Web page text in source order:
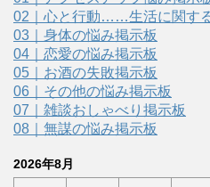
02｜心と行動……生活に関す
03｜身体の悩み掲示板
04｜恋愛の悩み掲示板
05｜お酒の失敗掲示板
06｜その他の悩み掲示板
07｜雑談おしゃべり掲示板
08｜無謀の悩み掲示板
2026年8月